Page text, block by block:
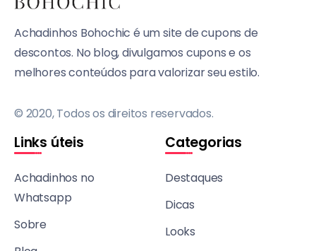
Achadinhos Bohochic é um site de cupons de
descontos. No blog, divulgamos cupons e os
melhores conteúdos para valorizar seu estilo.
© 2020, Todos os direitos reservados.
Links úteis
Achadinhos no
Whatsapp
Sobre
Categorias
Destaques
Dicas
Looks